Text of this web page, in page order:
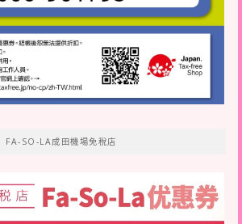
FA-SO-LA成田機場免稅店